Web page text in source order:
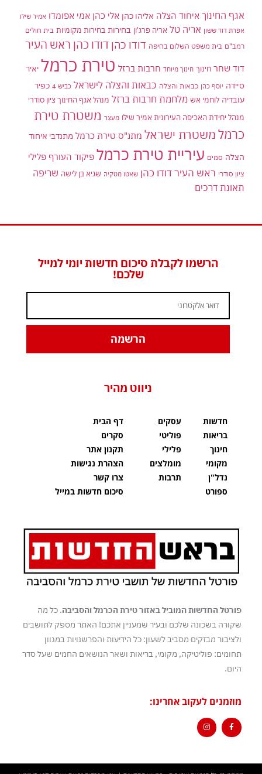
אגף החינוך איחוד הצלה אליהו כהן אלי כהן אמי אפומדו אמיר שילו
אפרת דוד ששון אריה טל אריה פרג'ון בחירות בחירות מקומיות בית חולים
רמב"ם בית משפט השלום בחיפה דודו כהן דודו כהן ראש העיר
דוד שחר חינוך חינוך מיוחד חרבות ברזל טירת כרמל יאיר
סיידה יוסף כהן כבאות והצלה כבאות והצלה לישראל כביש 4
כפיר
עובדיה לוחמי אש מלחמת חרבות ברזל מנהל אגף החינוך ציון סודרי
מנהל יחידת האכיפה העירונית אמיר שילו מעצר משטרת טירת
כרמלמשטרת ישראל מתנ"ס טירת כרמל מתנדבי איחוד
הצלה סמים עיריית טירת כרמל פיקוד העורף פלילי
ציון סודרי ראש העיר דודו כהן שאטו מטקיה שגיא בן לישה שריפה
תאונת דרכים
הרשמו לקבלת סיכום חדשות יומי למייל
שלכם!
הרשמה
ניווט מהיר
חדשות
בריאות
חינוך
מקומי
נדל"ן
ספורט
עסקים
פוליטי
פלילי
מומלצים
תרבות
דף הבית
סקרים
תקנון אתר
הצהרת נגישות
צרו קשר
סיכום חדשות במייל
פורטל החדשות המוביל באזור טירת הכרמל והסביבה. כל מה
שקורה בשכונה שלכם ובעיר שמעניין אתכם! האתר מספק לתושבים
ולציבור מבזקים מסביב לשעון: כל הידיעות והפרשנויות במגוון
תחומים: פוליטיקה, מקומי, בריאות ושאר הנושאים החמים שעל סדר
היום.
מוזמנים לעקוב אחרינו: